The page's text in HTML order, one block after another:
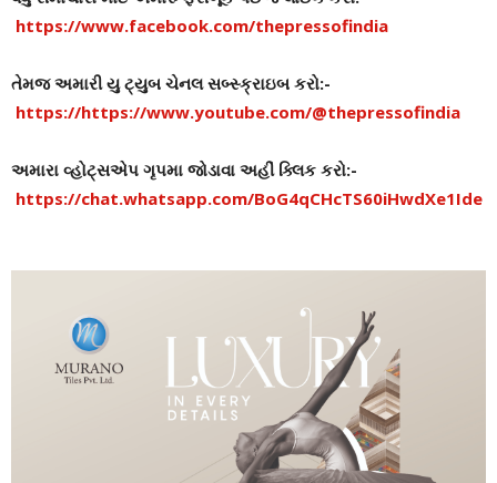
https://www.facebook.com/thepressofindia
તેમજ અમારી યુ ટ્યુબ ચેનલ સબ્સ્ક્રાઇબ કરો:-
https://https://www.youtube.com/@thepressofindia
અમારા વ્હોટ્સએપ ગૃપમા જોડાવા અહીં ક્લિક કરો:-
https://chat.whatsapp.com/BoG4qCHcTS60iHwdXe1Ide